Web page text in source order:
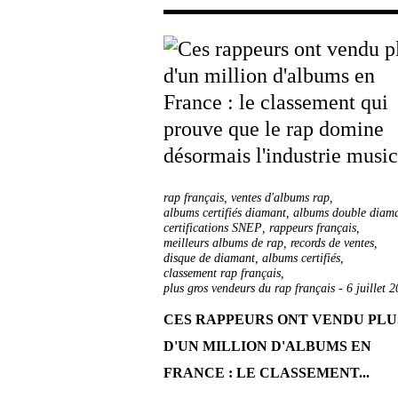
rap français, ventes d'albums rap,
albums certifiés diamant, albums double
certifications SNEP, rappeurs français,
meilleurs albums de rap, records de ventes,
disque de diamant, albums certifiés,
classement rap français,
plus gros vendeurs du rap français - 6 juillet
CES RAPPEURS ONT VENDU
D'UN MILLION D'ALBUMS EN
FRANCE : LE CLASSEMENT...